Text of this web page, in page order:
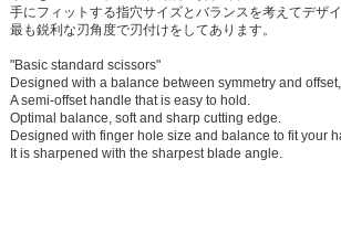
手にフィットする指穴サイズとバランスを考えてデザイ
最も鋭利な刃角度で刃付けをしてあります。
"Basic standard scissors"
Designed with a balance between symmetry and offset,
A semi-offset handle that is easy to hold.
Optimal balance, soft and sharp cutting edge.
Designed with finger hole size and balance to fit your
It is sharpened with the sharpest blade angle.